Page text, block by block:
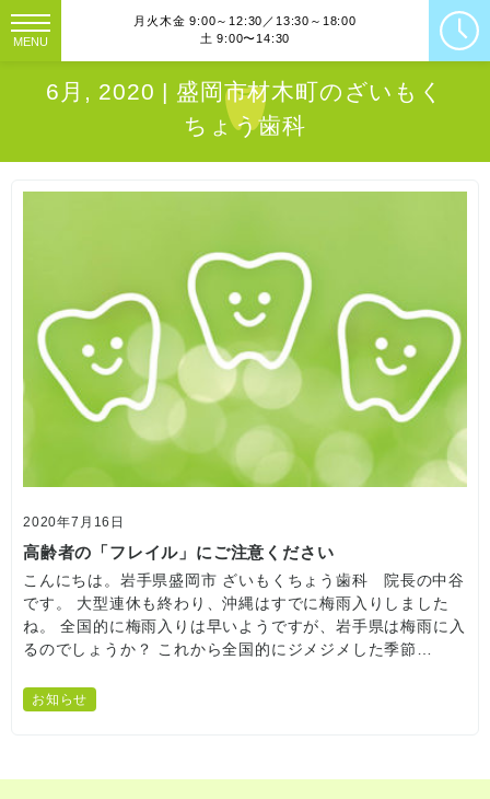
MENU
月火木金 9:00～12:30／13:30～18:00
土 9:00〜14:30
6月, 2020 | 盛岡市材木町のざいもく
ちょう歯科
2020年7月16日
高齢者の「フレイル」にご注意ください
こんにちは。岩手県盛岡市 ざいもくちょう歯科 院長の中谷
です。 大型連休も終わり、沖縄はすでに梅雨入りしました
ね。 全国的に梅雨入りは早いようですが、岩手県は梅雨に入
るのでしょうか？ これから全国的にジメジメした季節…
お知らせ